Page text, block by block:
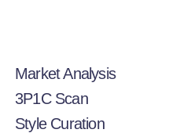
Market Analysis
3P1C Scan
Style Curation